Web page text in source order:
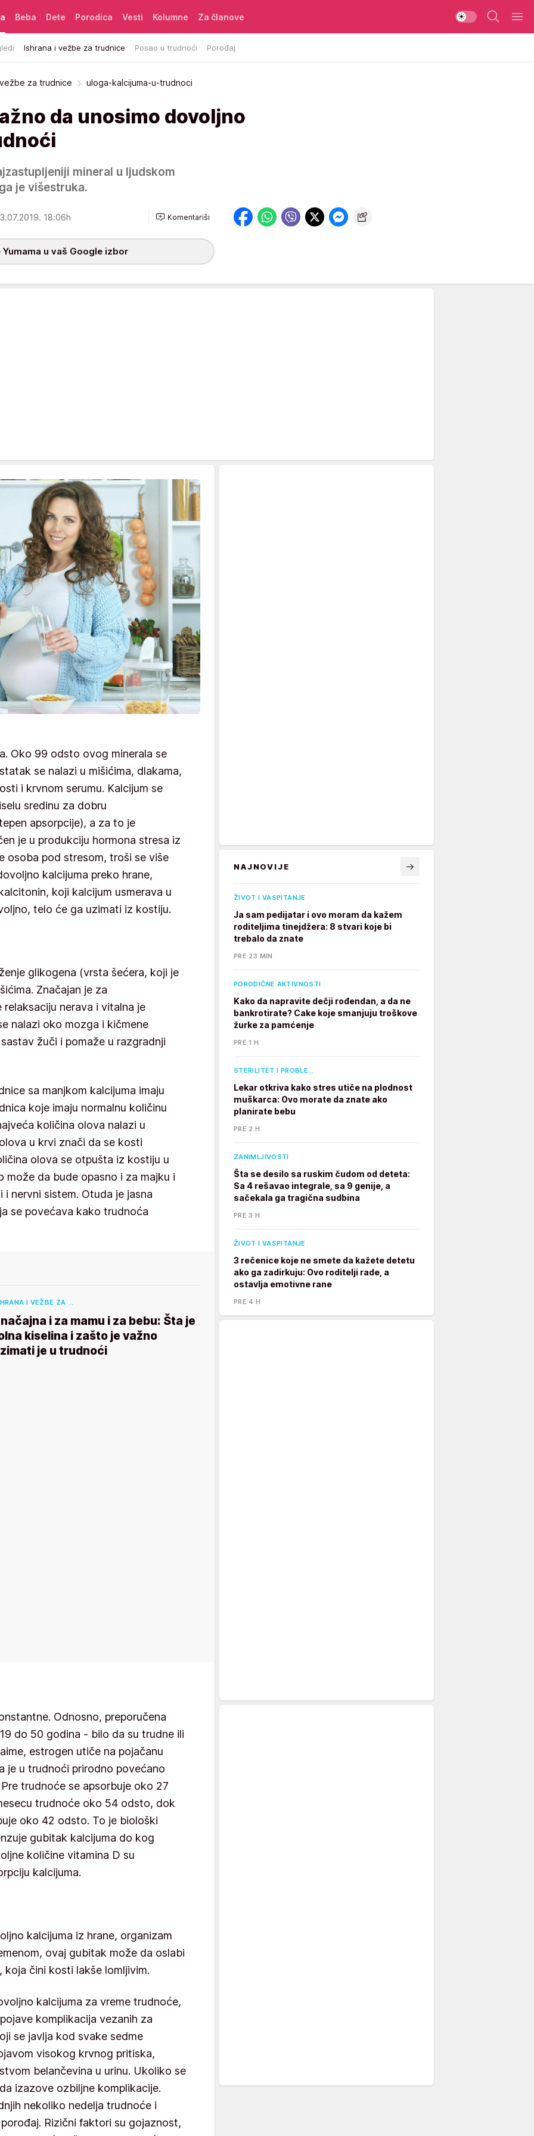
Ishrana i vežbe za trudnice Posao u trudnoći Porođaj
Beba Dete Porodica Vesti Kolumne Za članove
za trudnice uloga-kalcijuma-u-trudnoci
da unosimo dovoljno
mineral u ljudskom
je višestruka.
18:06h Komentariši
u vaš Google izbor
Oko 99 odsto ovog minerala se
se nalazi u mišićima, dlakama,
i krvnom serumu. Kalcijum se
sredinu za dobru
apsorpcije), a za to je
je u produkciju hormona stresa iz
osoba pod stresom, troši se više
kalcijuma preko hrane,
koji kalcijum usmerava u
telo će ga uzimati iz kostiju.
glikogena (vrsta šećera, koji je
Značajan je za
nerava i vitalna je
nalazi oko mozga i kičmene
žuči i pomaže u razgradnji
sa manjkom kalcijuma imaju
koje imaju normalnu količinu
količina olova nalazi u
u krvi znači da se kosti
olova se otpušta iz kostiju u
da bude opasno i za majku i
nervni sistem. Otuda je jasna
se povećava kako trudnoća
I VEŽBE ZA …
i za mamu i za bebu: Šta je
kiselina i zašto je važno
je u trudnoći
Odnosno, preporučena
do 50 godina - bilo da su trudne ili
estrogen utiče na pojačanu
je u trudnoći prirodno povećano
trudnoće se apsorbuje oko 27
trudnoće oko 54 odsto, dok
oko 42 odsto. To je biološki
gubitak kalcijuma do kog
količine vitamina D su
kalcijuma.
kalcijuma iz hrane, organizam
ovaj gubitak može da oslabi
čini kosti lakše lomljivim.
kalcijuma za vreme trudnoće,
komplikacija vezanih za
se javlja kod svake sedme
visokog krvnog pritiska,
belančevina u urinu. Ukoliko se
izazove ozbiljne komplikacije.
nekoliko nedelja trudnoće i
Rizični faktori su gojaznost,
NAJNOVIJE
ŽIVOT I VASPITANJE
Ja sam pedijatar i ovo moram da kažem
roditeljima tinejdžera: 8 stvari koje bi
trebalo da znate
PRE 23 MIN
PORODIČNE AKTIVNOSTI
Kako da napravite dečji rođendan, a da ne
bankrotirate? Cake koje smanjuju troškove
žurke za pamćenje
PRE 1 H
STERILITET I PROBLE…
Lekar otkriva kako stres utiče na plodnost
muškarca: Ovo morate da znate ako
planirate bebu
PRE 2 H
ZANIMLJIVOSTI
Šta se desilo sa ruskim čudom od deteta:
Sa 4 rešavao integrale, sa 9 genije, a
sačekala ga tragična sudbina
PRE 3 H
ŽIVOT I VASPITANJE
3 rečenice koje ne smete da kažete detetu
ako ga zadirkuju: Ovo roditelji rade, a
ostavlja emotivne rane
PRE 4 H